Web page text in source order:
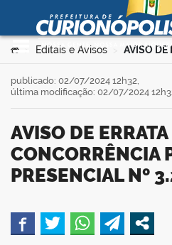
Ir para o conteúdo
Prefeitura
Você está aqui:
Editais e Avisos >
AVISO DE ERRATA –
CONCORRÊNCIA
PRESENCIAL Nº
publicado: 02/07/2024 12h32,
última modificação: 02/07/2024